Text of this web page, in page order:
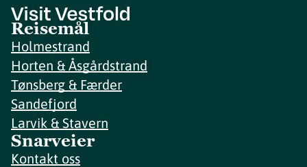
Reisemål
Holmestrand
Horten & Åsgårdstrand
Tønsberg & Færder
Sandefjord
Larvik & Stavern
Snarveier
Kontakt oss